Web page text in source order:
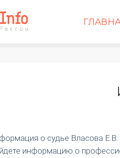
о судье Власова Е.В.
информацию о